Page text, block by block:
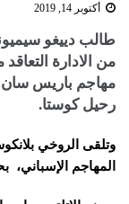
أكتوبر 14, 2019
طالب دييغو
من الادارة
مهاجم باريس ​سان
رحيل كوستا.
وتلقى الروخي
المهاجم